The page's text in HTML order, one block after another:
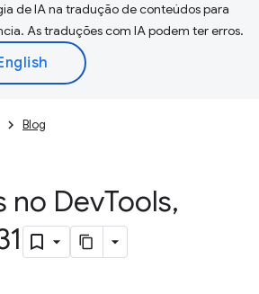
de IA na tradução de conteúdos para
As traduções com IA podem ter erros.
Blog
no DevTools,